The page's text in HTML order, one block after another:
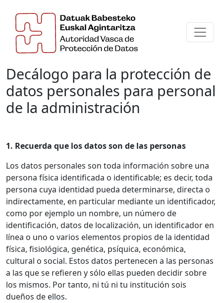
Decálogo para la protección de
datos personales para personal
de la administración
1. Recuerda que los datos son de las personas
Los datos personales son toda información sobre una
persona física identificada o identificable; es decir, toda
persona cuya identidad pueda determinarse, directa o
indirectamente, en particular mediante un identificador,
como por ejemplo un nombre, un número de
identificación, datos de localización, un identificador en
línea o uno o varios elementos propios de la identidad
física, fisiológica, genética, psíquica, económica,
cultural o social. Estos datos pertenecen a las personas
a las que se refieren y sólo ellas pueden decidir sobre
los mismos. Por tanto, ni tú ni tu institución sois
dueños de ellos.